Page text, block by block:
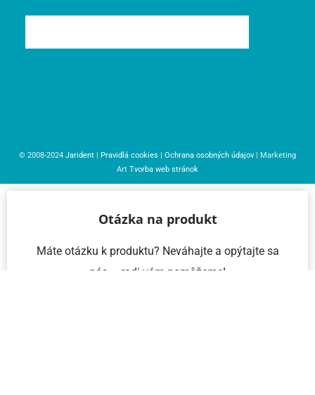
© 2008-2024 Jarident | Pravidlá cookies | Ochrana osobných údajov | Marketing
Art Tvorba web stránok
Otázka na produkt
Máte otázku k produktu? Neváhajte a opýtajte sa
nás – radi vám pomôžeme!